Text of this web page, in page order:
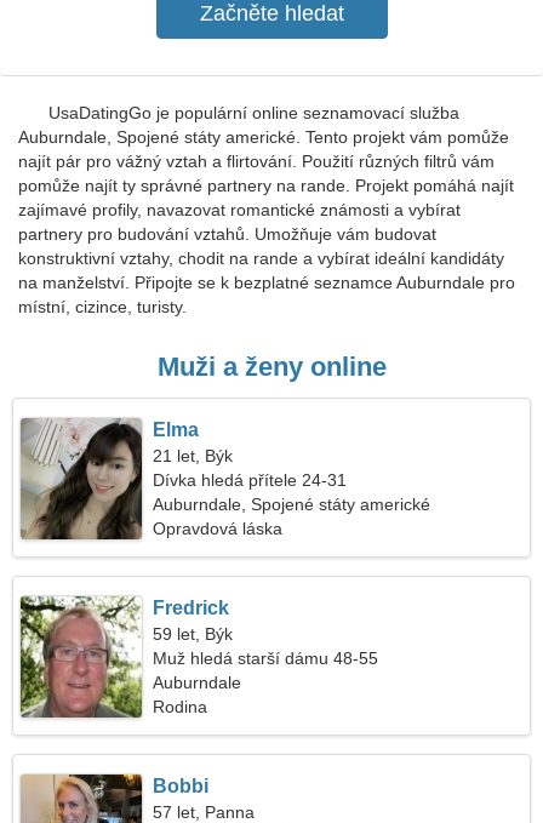
UsaDatingGo je populární online seznamovací služba
Auburndale, Spojené státy americké. Tento projekt vám pomůže
najít pár pro vážný vztah a flirtování. Použití různých filtrů vám
pomůže najít ty správné partnery na rande. Projekt pomáhá najít
zajímavé profily, navazovat romantické známosti a vybírat
partnery pro budování vztahů. Umožňuje vám budovat
konstruktivní vztahy, chodit na rande a vybírat ideální kandidáty
na manželství. Připojte se k bezplatné seznamce Auburndale pro
místní, cizince, turisty.
Muži a ženy online
Elma
21 let, Býk
Dívka hledá přítele 24-31
Auburndale, Spojené státy americké
Opravdová láska
Fredrick
59 let, Býk
Muž hledá starší dámu 48-55
Auburndale
Rodina
Bobbi
57 let, Panna